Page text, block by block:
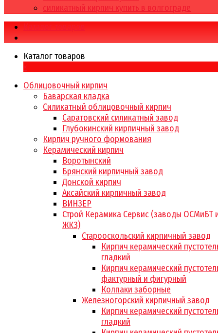
силикатный кирпич купить в волгограде
Каталог товаров
Каталог товаров
×
Облицовочный кирпич
Баварская кладка
Силикатный облицовочный кирпич
Саратовский силикатный завод
Глубокинский кирпичный завод
Кирпич ручного формования
Керамический кирпич
Воротынский
Брянский кирпичный завод
Донской кирпич
Аксайский кирпичный завод
ВИНЗЕР
Строй Керамика Сервис (заводы ОСМиБТ
ЖКЗ)
Старооскольский кирпичный завод
Кирпич керамический
гладкий
Кирпич керамический
фактурный и фигурный
Колпаки заборные
Железногорский кирпичный завод
Кирпич керамический
гладкий